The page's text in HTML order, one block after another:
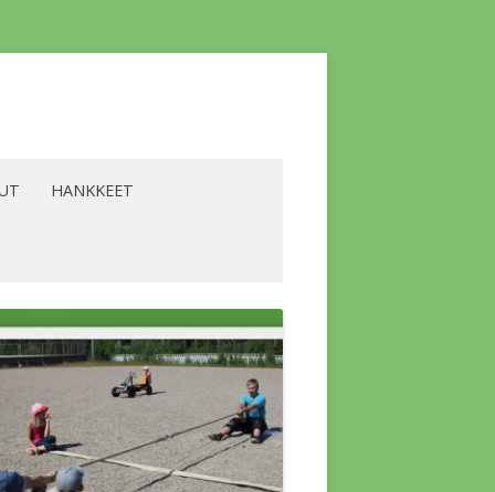
KOLMIO
YLÄKERRAN
HANKKEET
LIKILIIKUNTA -HANKE
LÄMPÖHANKE
VESISTÖHANKE